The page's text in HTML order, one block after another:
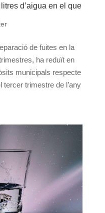
d’aigua en el que
de fuites en la
ha reduït en
municipals respecte
trimestre de l’any